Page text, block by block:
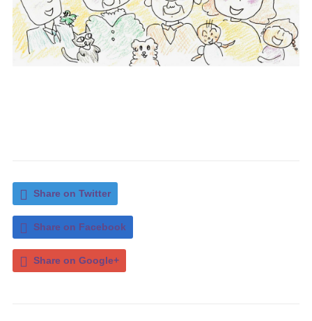
Share on Twitter
Share on Facebook
Share on Google+